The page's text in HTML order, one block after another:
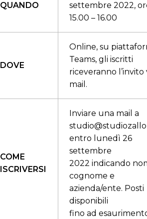
QUANDO
settembre 2022,
15.00 – 16.00
DOVE
Online, su
Teams, gli iscritti
riceveranno l’invito
mail.
COME
ISCRIVERSI
Inviare una mail a
entro lunedì 26
settembre
2022 indicando
cognome e
azienda/ente. Posti
disponibili
fino ad